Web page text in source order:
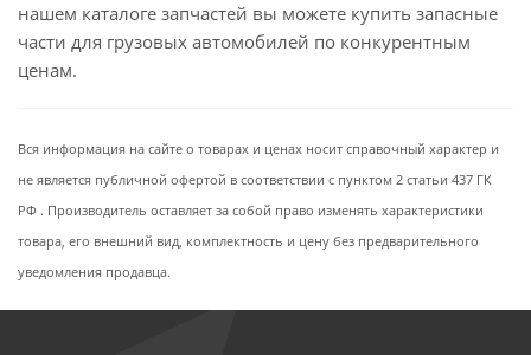
нашем каталоге запчастей вы можете купить запасные
части для грузовых автомобилей по конкурентным
ценам.
Вся информация на сайте о товарах и ценах носит справочный характер и
не является публичной офертой в соответствии с пунктом 2 статьи 437 ГК
РФ . Производитель оставляет за собой право изменять характеристики
товара, его внешний вид, комплектность и цену без предварительного
уведомления продавца.